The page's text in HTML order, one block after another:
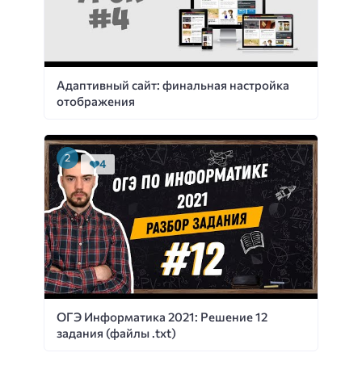
Адаптивный сайт: финальная настройка
отображения
ОГЭ Информатика 2021: Решение 12
задания (файлы .txt)
4